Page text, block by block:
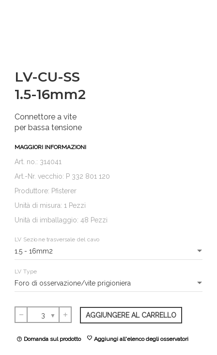
LV-CU-SS
1.5-16mm2
Connettore a vite
per bassa tensione
MAGGIORI INFORMAZIONI
Art. no.: 314041
Art.-Nr. vecchio: P 332 801 120
Produttore: Pfisterer
Unità di misura: 1 Pezzi
Unità di imballaggio: 48 Pezzi
LV Sezione trasversale del cavo
LV Type
remove add AGGIUNGERE AL CARRELLO
help_outline Domanda sul prodotto favorite Aggiungi all'elenco degli osservatori